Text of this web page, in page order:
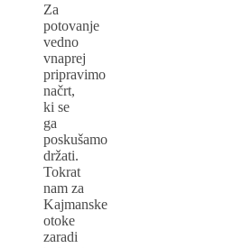
Za
potovanje
vedno
vnaprej
pripravimo
načrt,
ki se
ga
poskušamo
držati.
Tokrat
nam za
Kajmanske
otoke
zaradi